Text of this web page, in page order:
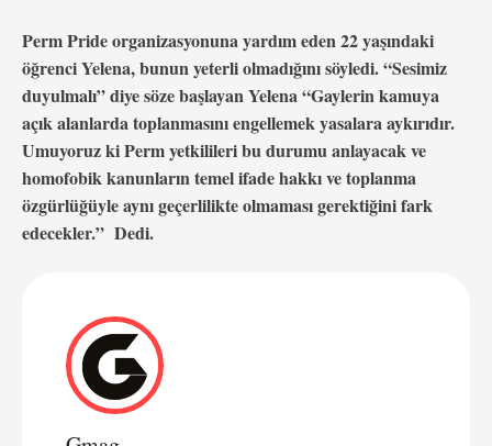
Perm Pride organizasyonuna yardım eden 22 yaşındaki
öğrenci Yelena, bunun yeterli olmadığını söyledi. “Sesimiz
duyulmalı” diye söze başlayan Yelena “Gaylerin kamuya
açık alanlarda toplanmasını engellemek yasalara aykırıdır.
Umuyoruz ki Perm yetkilileri bu durumu anlayacak ve
homofobik kanunların temel ifade hakkı ve toplanma
özgürlüğüyle aynı geçerlilikte olmaması gerektiğini fark
edecekler.” Dedi.